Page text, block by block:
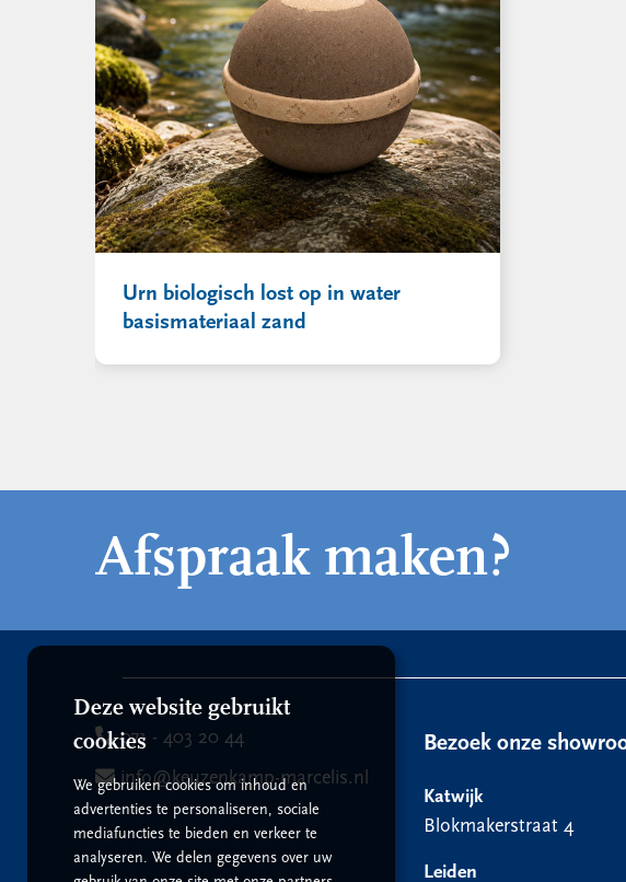
Urn biologisch lost op in water
basismateriaal zand
Afspraak maken?
071 - 403 20 44
info@keuzenkamp-marcelis.nl
Bezoek onze
Katwijk
Blokmakerstraat 4
Leiden
Deze website gebruikt
cookies
We gebruiken cookies om inhoud en
advertenties te personaliseren, sociale
mediafuncties te bieden en verkeer te
analyseren. We delen gegevens over uw